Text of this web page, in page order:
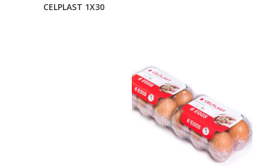
CELPLAST 1X30